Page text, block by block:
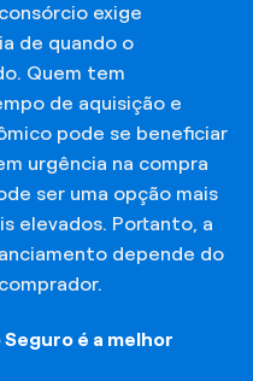
exige
de quando o
Quem tem
de aquisição e
pode se beneficiar
urgência na compra
ser uma opção mais
elevados. Portanto, a
depende do
é a melhor